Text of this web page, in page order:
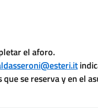
el aforo.
se reserva y en el